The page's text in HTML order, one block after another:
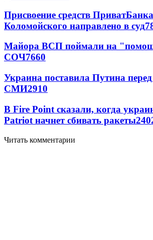
Присвоение средств
Коломойского направлено в суд
Майора ВСП поймали на
СОЧ7660
Украина поставила Путина
СМИ2910
В Fire Point сказали, когда
Patriot начнет сбивать ракеты
Читать комментарии